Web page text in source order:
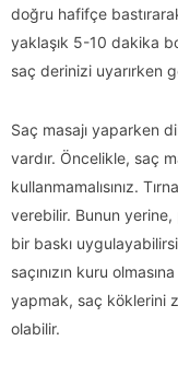
doğru hafifçe
yaklaşık 5-10 dakika
saç derinizi uyarırken
Saç masajı yaparken
vardır. Öncelikle, saç
kullanmamalısınız.
verebilir. Bunun yerine,
bir baskı
saçınızın kuru
yapmak, saç köklerini
olabilir.